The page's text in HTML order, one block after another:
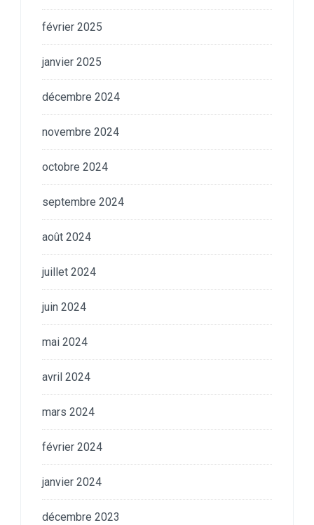
février 2025
janvier 2025
décembre 2024
novembre 2024
octobre 2024
septembre 2024
août 2024
juillet 2024
juin 2024
mai 2024
avril 2024
mars 2024
février 2024
janvier 2024
décembre 2023